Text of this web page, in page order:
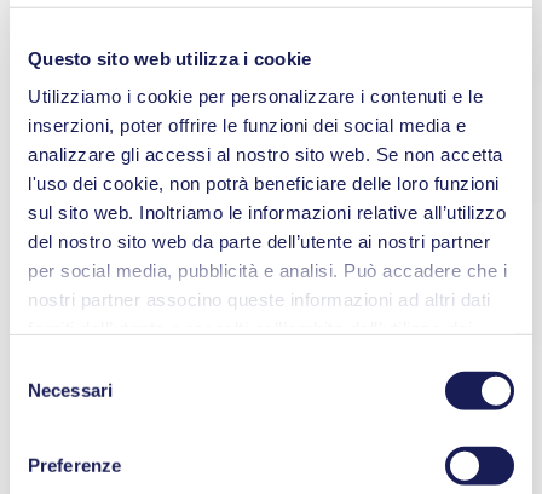
Questo sito web utilizza i cookie
Utilizziamo i cookie per personalizzare i contenuti e le
inserzioni, poter offrire le funzioni dei social media e
analizzare gli accessi al nostro sito web. Se non accetta
l'uso dei cookie, non potrà beneficiare delle loro funzioni
sul sito web. Inoltriamo le informazioni relative all’utilizzo
del nostro sito web da parte dell’utente ai nostri partner
per social media, pubblicità e analisi. Può accadere che i
nostri partner associno queste informazioni ad altri dati
qualsiasi momento facendo clic su “Cookies” alla fine del
Maggiori informazioni sui cookie utilizzati, sui loro scopi,
sulla base giuridica e sulla durata del salvataggio sono
delNecessari
Preferenze